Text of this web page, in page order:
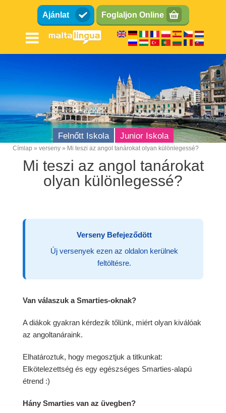
tartalomra
Ajánlat Foglaljon Online
Felnőtt Iskola Junior Iskola
Breadcrumb
Címlap verseny Mi teszi az angol tanárokat olyan különlegessé?
Mi teszi az angol tanárokat
olyan különlegessé?
Verseny Befejeződött
Új versenyek ezen az oldalon kerülnek
feltöltésre.
Van válaszuk a Smarties-oknak?
A diákok gyakran kérdezik tőlünk, miért olyan kiválóak
az angoltanáraink.
Elhatároztuk, hogy megosztjuk a titkunkat:
Elkötelezettség és egy egészséges Smarties-alapú
étrend :)
Hány Smarties van az üvegben?